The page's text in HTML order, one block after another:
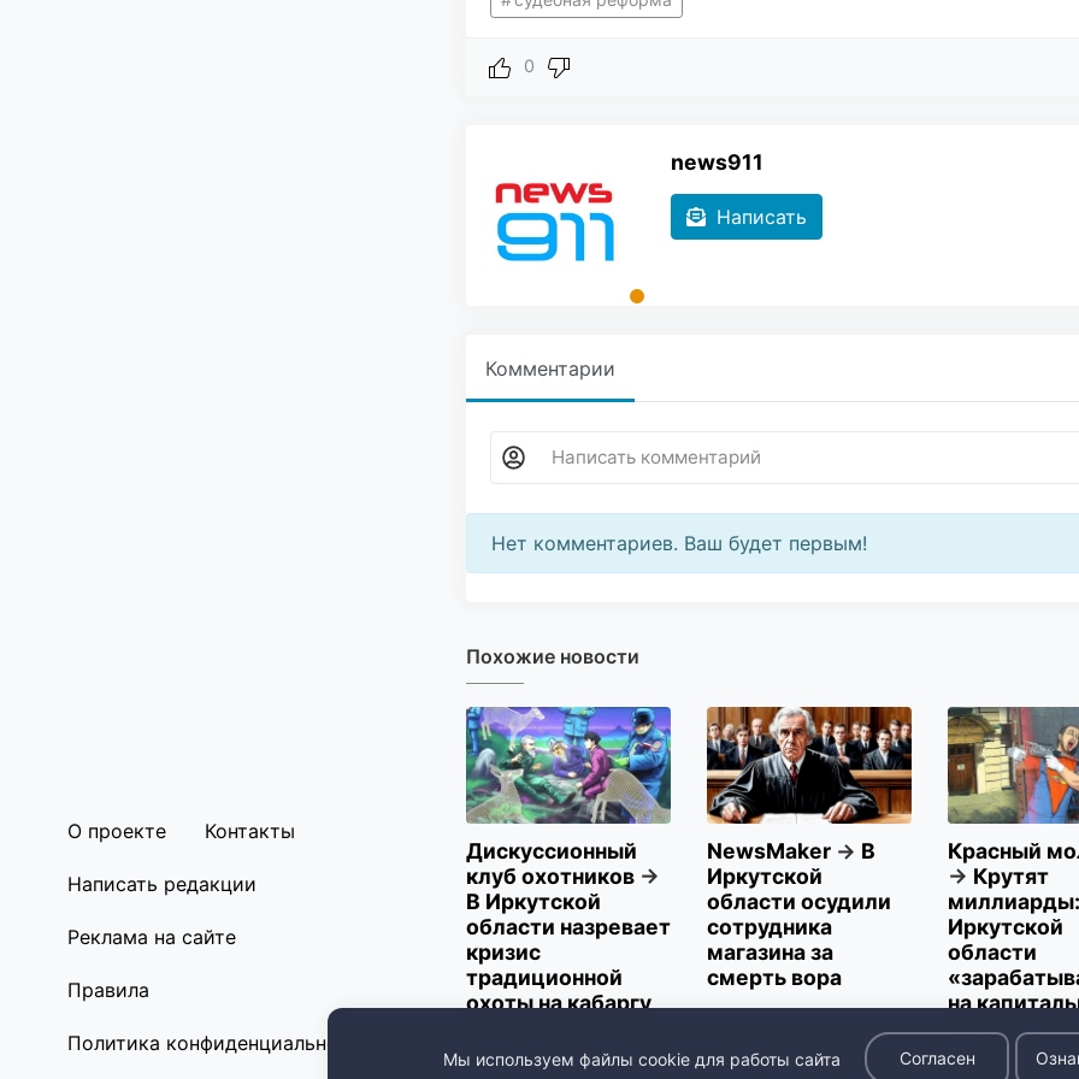
О проекте Контакты
Написать редакции
Реклама на сайте
Правила
Политика конфиденциальности
0
news911
Написать
Комментарии
Нет комментариев. Ваш будет первым!
Похожие новости
Дискуссионный
клуб охотников →
В Иркутской
области назревает
кризис
традиционной
охоты на кабаргу
NewsMaker → В
Иркутской
области осудили
сотрудника
магазина за
смерть вора
Красный
→ Крутят
миллиарды:
Иркутской
области
на
ремонте
Мы используем файлы cookie для работы сайта Согласен